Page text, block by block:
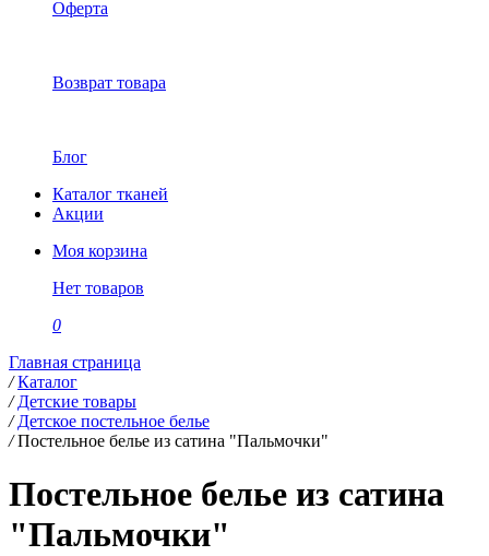
Оферта
Возврат товара
Блог
Каталог тканей
Акции
Моя корзина
Нет товаров
0
Главная страница
/ Каталог
/ Детские товары
/ Детское постельное белье
/ Постельное белье из сатина "Пальмочки"
Постельное белье из сатина
"Пальмочки"